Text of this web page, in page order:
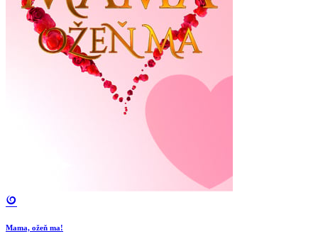
Mama, ožeň ma!